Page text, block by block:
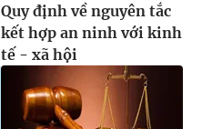
Quy định về nguyên tắc
kết hợp an ninh với kinh
tế - xã hội